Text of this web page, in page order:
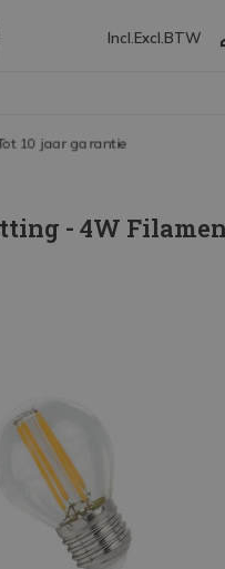
Incl. Excl. BTW
10 jaar garantie
- 4W